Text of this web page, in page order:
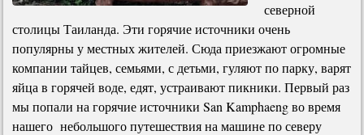
северной
столицы Таиланда. Эти горячие источники очень
популярны у местных жителей. Сюда приезжают огромные
компании тайцев, семьями, с детьми, гуляют по парку, варят
яйца в горячей воде, едят, устраивают пикники. Первый раз
мы попали на горячие источники San Kamphaeng во время
нашего небольшого путешествия на машине по северу